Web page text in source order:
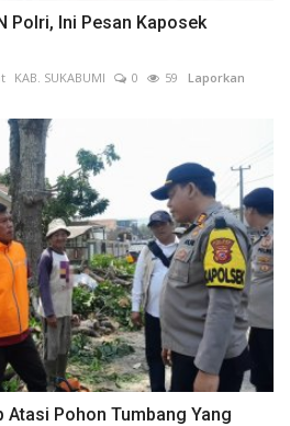
Polri, Ini Pesan Kaposek
KAB. SUKABUMI 0 59 Laporkan
Atasi Pohon Tumbang Yang